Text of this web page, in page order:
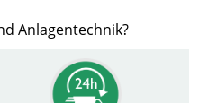
Anlagentechnik?